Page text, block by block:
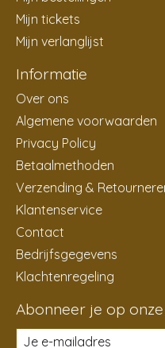
Mijn tickets
Mijn verlanglijst
Informatie
Over ons
Algemene voorwaarden
Privacy Policy
Betaalmethoden
Verzending &
Klantenservice
Contact
Bedrijfsgegevens
Klachtenregeling
Abonneer je op